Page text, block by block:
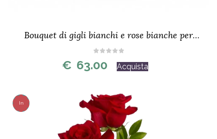
Bouquet di gigli bianchi e rose bianche per
funerale
€ 63.00 Acquista
In